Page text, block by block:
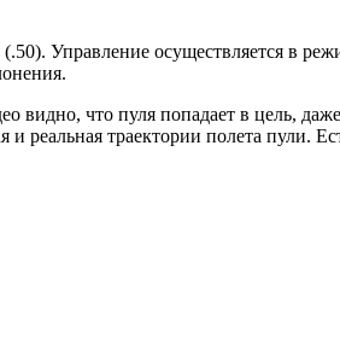
Управление осуществляется в
что пуля попадает в цель,
реальная траектории полета пули.